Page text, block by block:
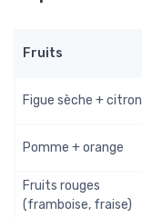
Fruits
Figue sèche + citron
Pomme + orange
Fruits rouges
(framboise, fraise)